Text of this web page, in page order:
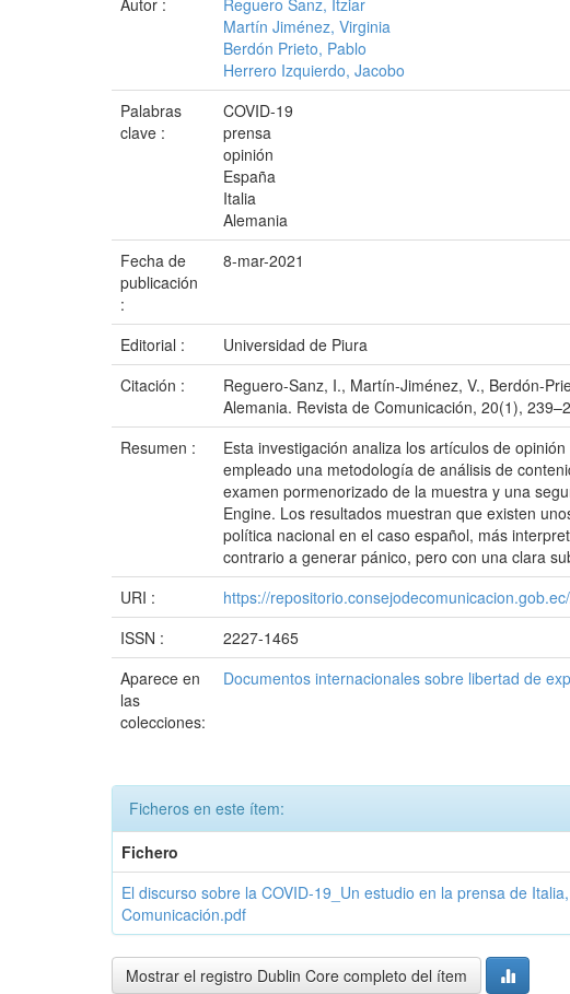
Autor :
Reguero Sanz, Itziar
Martín Jiménez, Virginia
Berdón Prieto, Pablo
Herrero Izquierdo, Jacobo
Palabras
clave :
COVID-19
prensa
opinión
España
Italia
Alemania
Fecha de
publicación
:
8-mar-2021
Editorial :
Universidad de Piura
Citación :
Reguero-Sanz, I., Martín-Jiménez, V., Berdón-
Alemania. Revista de Comunicación, 20(1),
Resumen :
Esta investigación analiza los artículos de
empleado una metodología de análisis de
examen pormenorizado de la muestra y una
Engine. Los resultados muestran que existen
política nacional en el caso español, más
contrario a generar pánico, pero con una clara
URI :
https://
ISSN :
2227-1465
Aparece en
las
colecciones:
Documentos internacionales sobre libertad de
Ficheros en este ítem:
Fichero
El discurso sobre la COVID-19_Un estudio en la prensa de
Comunicación.pdf
Mostrar el registro Dublin Core completo del ítem